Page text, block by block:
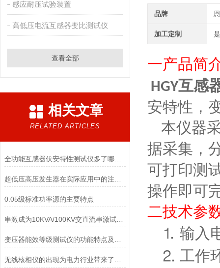
感应耐压试验装置
高低压电流互感器变比测试仪
查看全部
相关文章
RELATED ARTICLES
全功能互感器伏安特性测试仪多了哪些功能
0.05级标准功率源的主要特点
串激成为10KVA/100KV交直流串激试验变压器该怎样配置
品牌
加工定制
一产品简
HGY互感
安特性，
本仪器
据采集，
可打印测
操作即可
二技术参
⒈ 输入
⒉ 工作